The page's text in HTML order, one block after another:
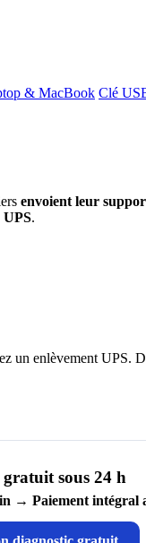
& MacBook Clé
envoient leur
UPS.
enlèvement
sous 24 h
→ Paiement intégral